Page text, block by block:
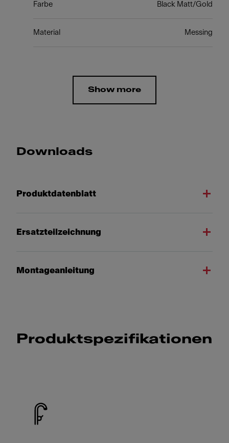
Farbe Black Matt/Gold
Material Messing
Show more
Downloads
Produktdatenblatt
Ersatzteilzeichnung
Montageanleitung
Produktspezifikationen